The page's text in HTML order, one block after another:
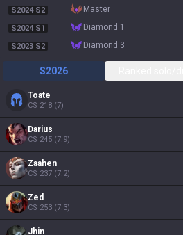
S2024 S2 master
S2024 S1 diamond 1
S2023 S2 diamond 3
S2026
Toate
CS 218 (7)
Darius
CS 245 (7.9)
Zaahen
CS 237 (7.2)
Zed
CS 253 (7.3)
Jhin